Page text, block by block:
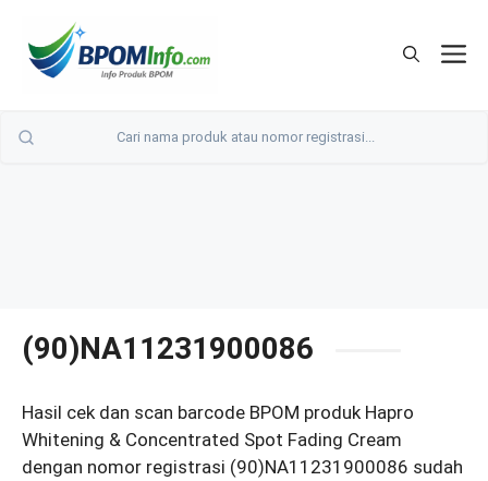
(90)NA11231900086
Hasil cek dan scan barcode BPOM produk Hapro
Whitening & Concentrated Spot Fading Cream
dengan nomor registrasi (90)NA11231900086 sudah